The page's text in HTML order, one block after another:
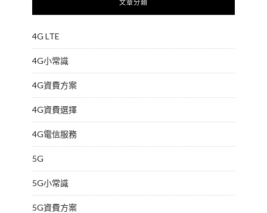
文章分類
4G LTE
4G小常識
4G資費方案
4G資費選擇
4G電信服務
5G
5G小常識
5G資費方案